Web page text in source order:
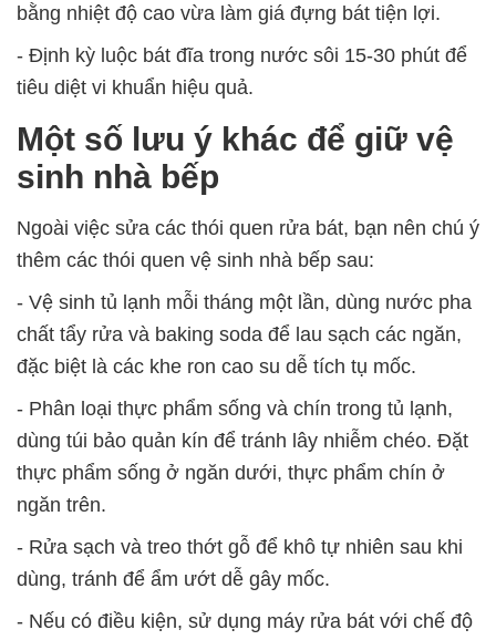
bằng nhiệt độ cao vừa làm giá đựng bát tiện lợi.
- Định kỳ luộc bát đĩa trong nước sôi 15-30 phút để
tiêu diệt vi khuẩn hiệu quả.
Một số lưu ý khác để giữ vệ
sinh nhà bếp
Ngoài việc sửa các thói quen rửa bát, bạn nên chú ý
thêm các thói quen vệ sinh nhà bếp sau:
- Vệ sinh tủ lạnh mỗi tháng một lần, dùng nước pha
chất tẩy rửa và baking soda để lau sạch các ngăn,
đặc biệt là các khe ron cao su dễ tích tụ mốc.
- Phân loại thực phẩm sống và chín trong tủ lạnh,
dùng túi bảo quản kín để tránh lây nhiễm chéo. Đặt
thực phẩm sống ở ngăn dưới, thực phẩm chín ở
ngăn trên.
- Rửa sạch và treo thớt gỗ để khô tự nhiên sau khi
dùng, tránh để ẩm ướt dễ gây mốc.
- Nếu có điều kiện, sử dụng máy rửa bát với chế độ